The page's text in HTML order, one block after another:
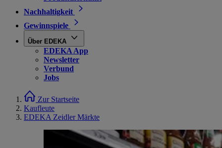
Nachhaltigkeit
Gewinnspiele
Über EDEKA
EDEKA App
Newsletter
Verbund
Jobs
Zur Startseite
Kaufleute
EDEKA Zeidler Märkte